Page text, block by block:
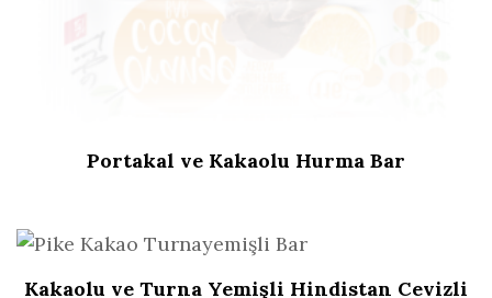
Portakal ve Kakaolu Hurma Bar
Kakaolu ve Turna Yemişli Hindistan Cevizli